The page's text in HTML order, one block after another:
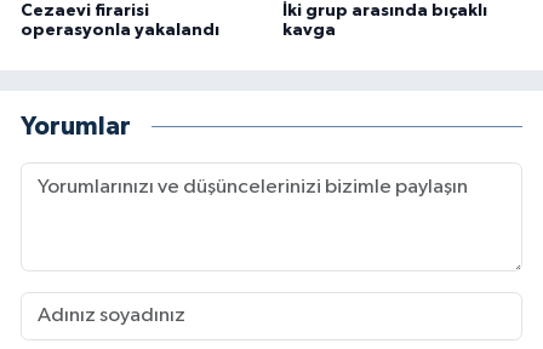
Cezaevi firarisi
operasyonla yakalandı
İki grup arasında bıçaklı
kavga
Yorumlar